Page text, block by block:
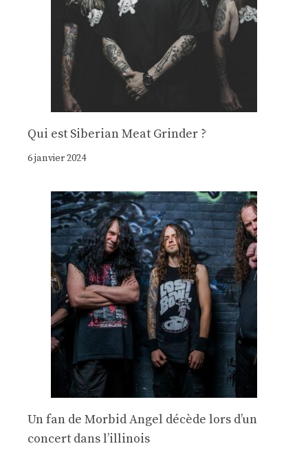
Qui est Siberian Meat Grinder ?
6 janvier 2024
Un fan de Morbid Angel décède lors d’un
concert dans l’illinois